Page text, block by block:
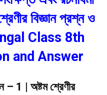
বিজ্ঞান প্রশ্ন ও
Class 8th
and Answer
– 1 | অষ্টম শ্রেণীর